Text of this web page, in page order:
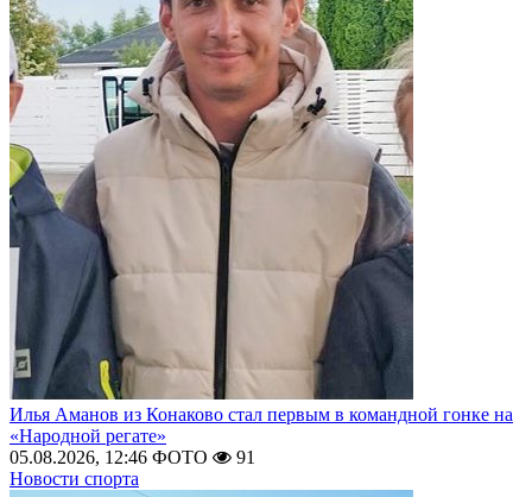
Илья Аманов из Конаково стал первым в командной гонке на
«Народной регате»
05.08.2026, 12:46 ФОТО
91
Новости спорта